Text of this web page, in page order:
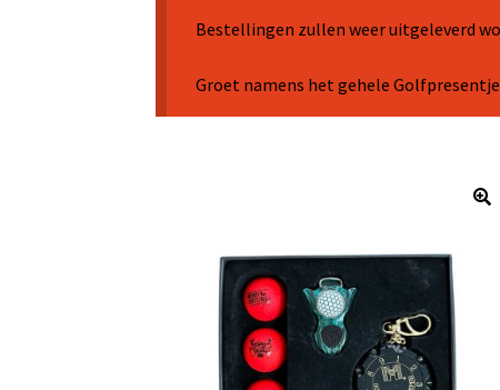
Bestellingen zullen weer uitgeleverd
Groet namens het gehele